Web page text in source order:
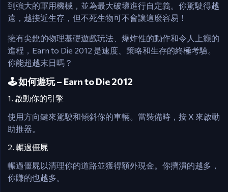
到強大的軍用機械，並為最大破壞進行自定義。你駕駛得越
遠，越接近生存，但不死生物可不會讓這麼容易！
擁有尖銳的物理基礎遊戲玩法、爆炸性的動作和令人上癮的
進程，Earn to Die 2012 是速度、策略和生存的終極考驗。
你能超越末日嗎？
🕹️ 如何遊玩 – Earn to Die 2012
1. 啟動你的引擎
使用方向鍵來駕駛和傾斜你的車輛。當裝備時，按 X 來啟動
助推器。
2. 輾過僵屍
輾過僵屍以清理你的道路並獲得額外現金。你擠潰的越多，
你賺的也越多。